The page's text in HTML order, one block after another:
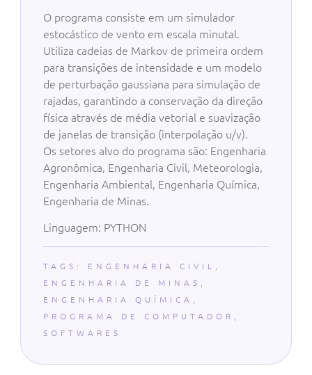
O programa consiste em um simulador
estocástico de vento em escala minutal.
Utiliza cadeias de Markov de primeira ordem
para transições de intensidade e um modelo
de perturbação gaussiana para simulação de
rajadas, garantindo a conservação da direção
física através de média vetorial e suavização
de janelas de transição (interpolação u/v).
Os setores alvo do programa são: Engenharia
Agronômica, Engenharia Civil, Meteorologia,
Engenharia Ambiental, Engenharia Química,
Engenharia de Minas.
Linguagem: PYTHON
TAGS: ENGENHARIA CIVIL
ENGENHARIA DE MINAS
ENGENHARIA QUÍMICA
PROGRAMA DE COMPUTADOR
SOFTWARES